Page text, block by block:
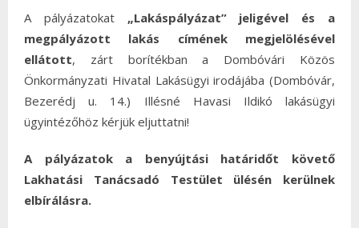
A pályázatokat „Lakáspályázat” jeligével és a
megpályázott lakás címének
megjelölésével
ellátott, zárt borítékban a Dombóvári Közös
Önkormányzati Hivatal Lakásügyi irodájába (Dombóvár,
Bezerédj u. 14.) Illésné Havasi Ildikó lakásügyi
ügyintézőhöz kérjük eljuttatni!
A pályázatok a benyújtási határidőt követő
Lakhatási Tanácsadó Testület ülésén kerülnek
elbírálásra.